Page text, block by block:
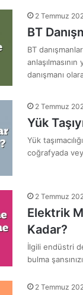
2 Temmuz
BT
BT
danışmanı
2 Temmuz
Yük
Yük
coğrafyada
2 Temmuz
Elektrik
Kadar?
İlgili endüstri
bulma
2 Temmuz